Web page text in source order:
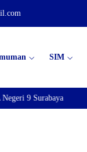
SIM
9 Surabaya